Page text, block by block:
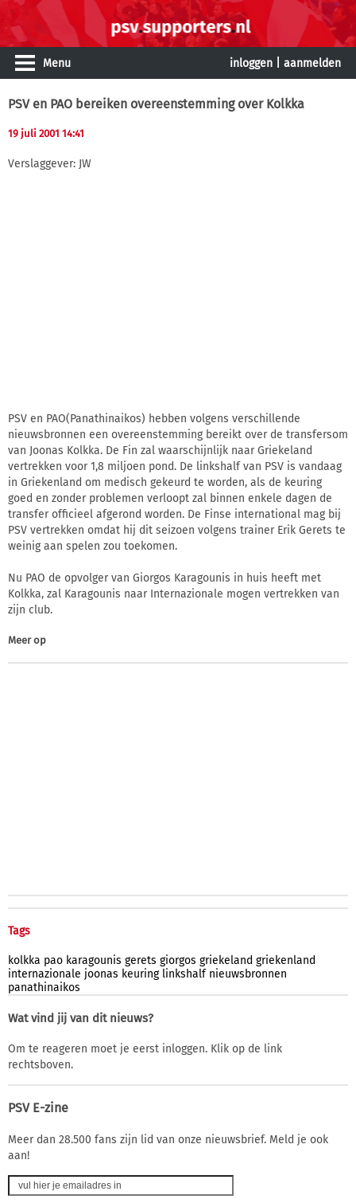
Menu inloggen aanmelden
PSV en PAO bereiken overeenstemming over Kolkka
19 juli 2001 14:41
Verslaggever: JW
PSV en PAO(Panathinaikos) hebben volgens verschillende
nieuwsbronnen een overeenstemming bereikt over de transfersom
van Joonas Kolkka. De Fin zal waarschijnlijk naar Griekeland
vertrekken voor 1,8 miljoen pond. De linkshalf van PSV is vandaag
in Griekenland om medisch gekeurd te worden, als de keuring
goed en zonder problemen verloopt zal binnen enkele dagen de
transfer officieel afgerond worden. De Finse international mag bij
PSV vertrekken omdat hij dit seizoen volgens trainer Erik Gerets te
weinig aan spelen zou toekomen.
Nu PAO de opvolger van Giorgos Karagounis in huis heeft met
Kolkka, zal Karagounis naar Internazionale mogen vertrekken van
zijn club.
Meer op
Tags
kolkka pao karagounis gerets giorgos griekeland griekenland
internazionale joonas keuring linkshalf nieuwsbronnen
panathinaikos
Wat vind jij van dit nieuws?
Om te reageren moet je eerst inloggen. Klik op de link
rechtsboven.
PSV E-zine
Meer dan 28.500 fans zijn lid van onze nieuwsbrief. Meld je ook
aan!